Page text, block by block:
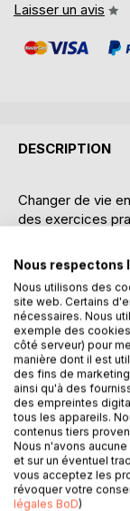
Laisser un avis
DESCRIPTION
Changer de vie
des exercices
Ce guide de
accompagnera
changerez
potentiel. Vous
vous engageant
Découvrez des
mental pas à
vie et vous
Nous passerons
besoins, vos
proposés afin de
Nous respectons
Nous utilisons des
site web. Certains
nécessaires. Nous
exemple des
côté serveur) pour
manière dont il est
des fins de
ainsi qu'à des
des empreintes
tous les appareils.
contenus tiers
Nous n'avons
et sur un éventuel
vous acceptez les
révoquer votre
légales BoD)